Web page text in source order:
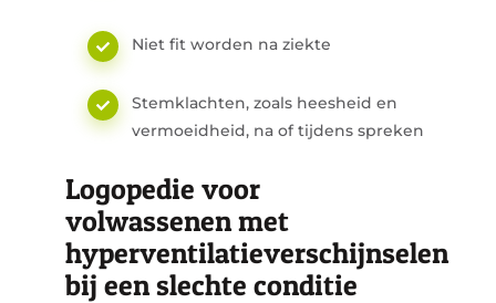
Niet fit worden na ziekte
Stemklachten, zoals heesheid en
vermoeidheid, na of tijdens spreken
Logopedie voor
volwassenen met
hyperventilatieverschijnselen
bij een slechte conditie